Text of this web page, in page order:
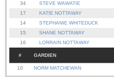
34
STEVE WAWATIE
17
KATIE NOTTAWAY
14
STEPHANIE WHITEDUCK
15
SHANE NOTTAWAY
16
LORRAIN NOTTAWAY
# GARDIEN
10 NORM MATCHEWAN